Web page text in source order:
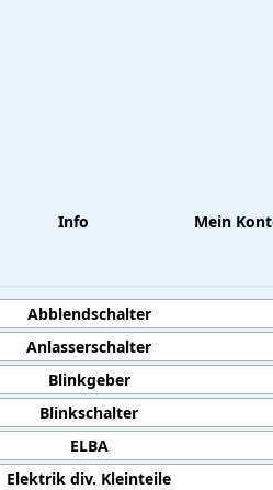
Info Mein
Abblendschalter
Anlasserschalter
Blinkgeber
Blinkschalter
ELBA
Elektrik div. Kleinteile